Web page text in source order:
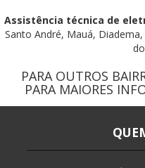
Assistência técnica de
Santo André, Mauá,
PARA OUTROS
PARA MAIORES